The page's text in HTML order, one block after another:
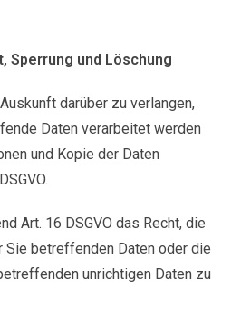
Sperrung und Löschung
darüber zu verlangen,
Daten verarbeitet werden
und Kopie der Daten
Art. 16 DSGVO das Recht, die
Sie betreffenden Daten oder die
unrichtigen Daten zu